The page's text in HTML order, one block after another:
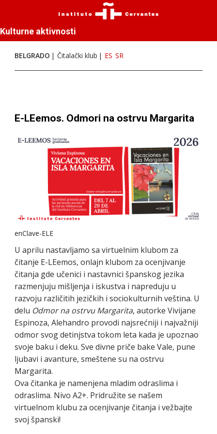
Kulturne aktivnosti
BELGRADO Čitalački klub ES SR
E-LEemos. Odmori na ostrvu Margarita
enClave-ELE
U aprilu nastavljamo sa virtuelnim klubom za
čitanje E-LEemos, onlajn klubom za ocenjivanje
čitanja gde učenici i nastavnici španskog jezika
razmenjuju mišljenja i iskustva i napreduju u
razvoju različitih jezičkih i sociokulturnih veština. U
delu Odmor na ostrvu Margarita, autorke Vivijane
Espinoza, Alehandro provodi najsrećniji i najvažniji
odmor svog detinjstva tokom leta kada je upoznao
svoje baku i deku. Sve divne priče bake Vale, pune
ljubavi i avanture, smeštene su na ostrvu
Margarita.
Ova čitanka je namenjena mladim odraslima i
odraslima. Nivo A2+. Pridružite se našem
virtuelnom klubu za ocenjivanje čitanja i vežbajte
svoj španski!